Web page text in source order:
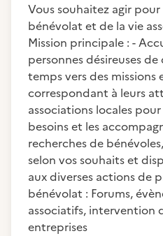
Vous souhaitez agir
bénévolat et de la vie
Mission principale : -
personnes désireuses
temps vers des missions
correspondant à leurs
associations locales
besoins et les
recherches de
selon vos souhaits et
aux diverses actions de
bénévolat : Forums,
associatifs, intervention
entreprises